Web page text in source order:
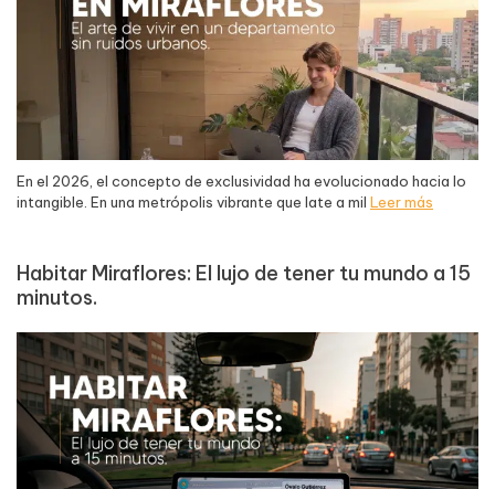
En el 2026, el concepto de exclusividad ha evolucionado hacia lo
intangible. En una metrópolis vibrante que late a mil Leer más
Habitar Miraflores: El lujo de tener tu mundo a 15
minutos.